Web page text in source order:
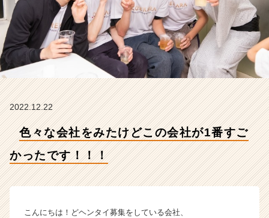
会
社
こ
れ
か
ら
の
ラ
イ
ン】
チ
2022.12.22
色々な会社をみたけどこの会社が1番すご
かったです！！！
こんにちは！どヘンタイ募集をしている会社、